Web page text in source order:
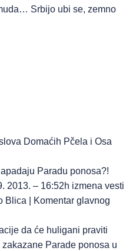
Srbijo ubi se, zemno
Domaćih Pčela i Osa
Paradu ponosa?!
2013. – 16:52h izmena vesti
Blica | Komentar glavnog
da će huligani praviti
Parade ponosa u